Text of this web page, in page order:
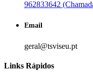
962833642
Email
geral@tsviseu.pt
Links Rápidos